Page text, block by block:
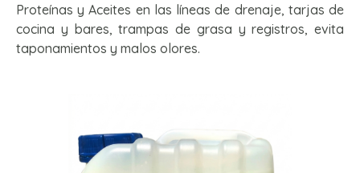
Proteínas y Aceites en las líneas de drenaje, tarjas de
cocina y bares, trampas de grasa y registros, evita
taponamientos y malos olores.